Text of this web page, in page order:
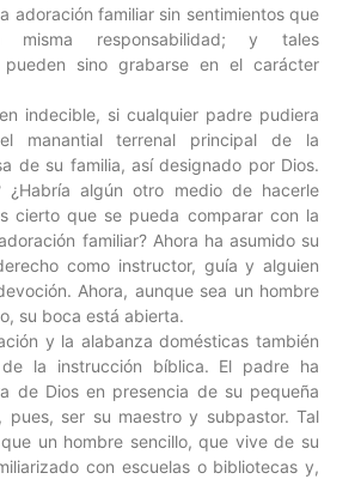
adoración familiar sin sentimientos que
misma responsabilidad; y tales
pueden sino grabarse en el carácter
indecible, si cualquier padre pudiera
manantial terrenal principal de la
de su familia, así designado por Dios.
¿Habría algún otro medio de hacerle
cierto que se pueda comparar con la
familiar? Ahora ha asumido su
como instructor, guía y alguien
Ahora, aunque sea un hombre
su boca está abierta.
y la alabanza domésticas también
la instrucción bíblica. El padre ha
de Dios en presencia de su pequeña
pues, ser su maestro y subpastor. Tal
un hombre sencillo, que vive de su
con escuelas o bibliotecas y,